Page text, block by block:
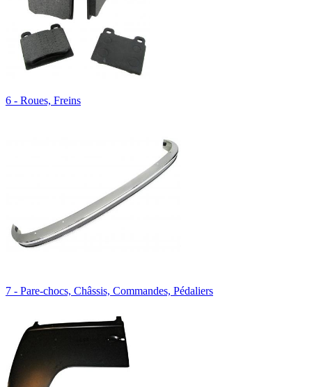
6 - Roues, Freins
7 - Pare-chocs, Châssis, Commandes, Pédaliers